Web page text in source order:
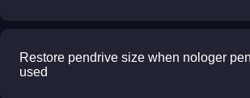
Restore pendrive size when nologer
used